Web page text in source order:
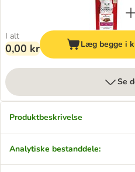
I alt
0,00 kr Læg begge i
Se
Produktbeskrivelse
Analytiske bestanddele: